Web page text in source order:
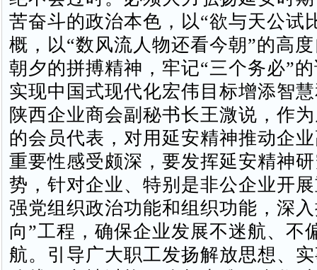
苦奋斗的政治本色，以“欲与天公试
概，以“数风流人物还看今朝”的高
朝夕的拼搏精神，牢记“三个务必”
实现中国式现代化宏伟目标增添智
陕西企业商会副秘书长王溦说，作
的会员代表，对用延安精神推动企
重要性感受颇深，要发挥延安精神
势，针对企业、特别是非公企业开
强党组织政治功能和组织功能，深
向”工程，确保企业发展不迷航、不
航。引导广大职工发扬解放思想、